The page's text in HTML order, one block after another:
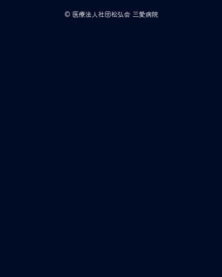
© 医療法人社団松弘会 三愛病院